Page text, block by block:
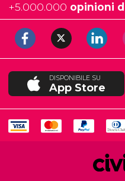
+5.000.000 opinioni
DISPONIBILE SU
App Store